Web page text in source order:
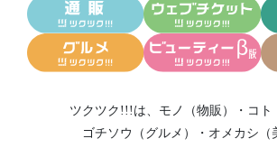
ツクツク!!!は、 モノ（物販） ・ コト
ゴチソウ（グルメ）
・ オメカシ（